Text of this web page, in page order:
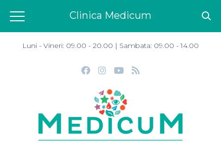
Luni - Vineri: 09.00 - 20.00 | Sambata: 09.00 - 14.00
Clinica Medicum